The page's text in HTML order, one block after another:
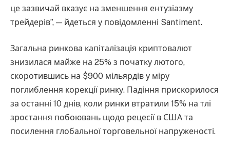
це зазвичай вказує на зменшення ентузіазму
трейдерів”, — йдеться у повідомленні Santiment.
Загальна ринкова капіталізація криптовалют
знизилася майже на 25% з початку лютого,
скоротившись на $900 мільярдів у міру
поглиблення корекції ринку. Падіння прискорилося
за останні 10 днів, коли ринки втратили 15% на тлі
зростання побоювань щодо рецесії в США та
посилення глобальної торговельної напруженості.